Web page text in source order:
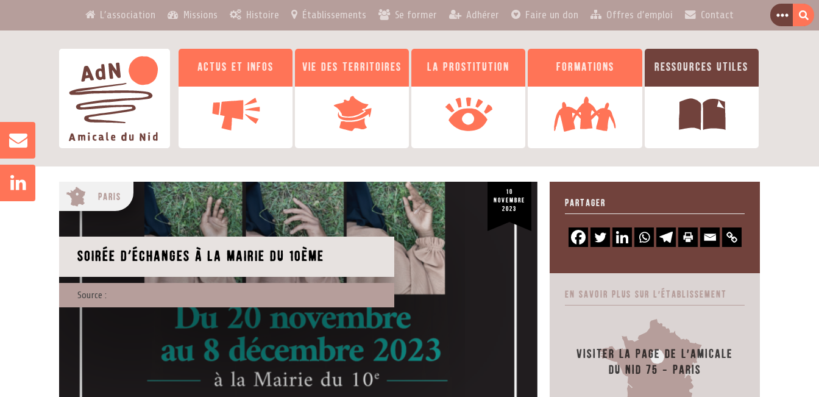
Actus et infos Vie des territoires La prostitution Formations Ressources utiles
L’association Missions Histoire Établissements Se former Adhérer Faire un don Offres d’emploi Contact
soirée d’échanges à la mairie du 10ème
10
novembre
2023
Paris
Source :
Partager
En savoir plus sur l'établissement
Visiter la page de l'Amicale
du Nid 75 - Paris